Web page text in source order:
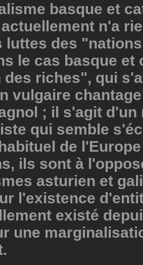
basque et
n'a
luttes des
le cas basque et
des riches", qui
vulgaire
; il s'agit
qui semble
de
ils sont à
asturien et
l'existence
existé
une